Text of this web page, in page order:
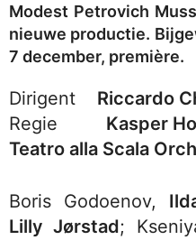
Modest Petrovich
nieuwe productie.
7 december, première.
Dirigent Riccardo
Regie Kasper
Teatro alla Scala
Boris Godoenov,
Lilly Jørstad;